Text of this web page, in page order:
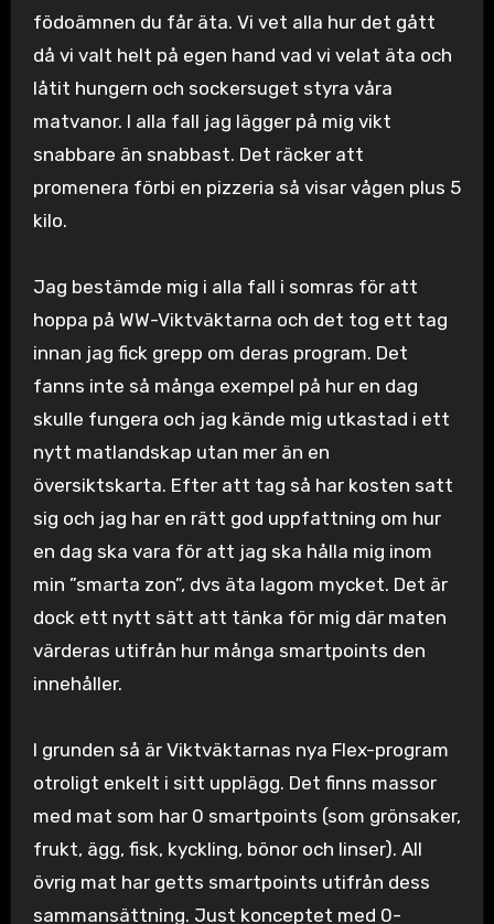
födoämnen du får äta. Vi vet alla hur det gått
då vi valt helt på egen hand vad vi velat äta och
låtit hungern och sockersuget styra våra
matvanor. I alla fall jag lägger på mig vikt
snabbare än snabbast. Det räcker att
promenera förbi en pizzeria så visar vågen plus 5
kilo.
Jag bestämde mig i alla fall i somras för att
hoppa på WW-Viktväktarna och det tog ett tag
innan jag fick grepp om deras program. Det
fanns inte så många exempel på hur en dag
skulle fungera och jag kände mig utkastad i ett
nytt matlandskap utan mer än en
översiktskarta. Efter att tag så har kosten satt
sig och jag har en rätt god uppfattning om hur
en dag ska vara för att jag ska hålla mig inom
min ”smarta zon”, dvs äta lagom mycket. Det är
dock ett nytt sätt att tänka för mig där maten
värderas utifrån hur många smartpoints den
innehåller.
I grunden så är Viktväktarnas nya Flex-program
otroligt enkelt i sitt upplägg. Det finns massor
med mat som har 0 smartpoints (som grönsaker,
frukt, ägg, fisk, kyckling, bönor och linser). All
övrig mat har getts smartpoints utifrån dess
sammansättning. Just konceptet med 0-